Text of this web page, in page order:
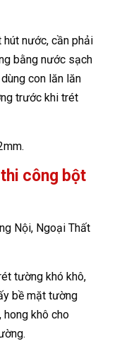
nước, cần phải
bằng nước sạch
con lăn lăn
trước khi trét
công bột
tường khó khô,
bề mặt tường
hong khô cho